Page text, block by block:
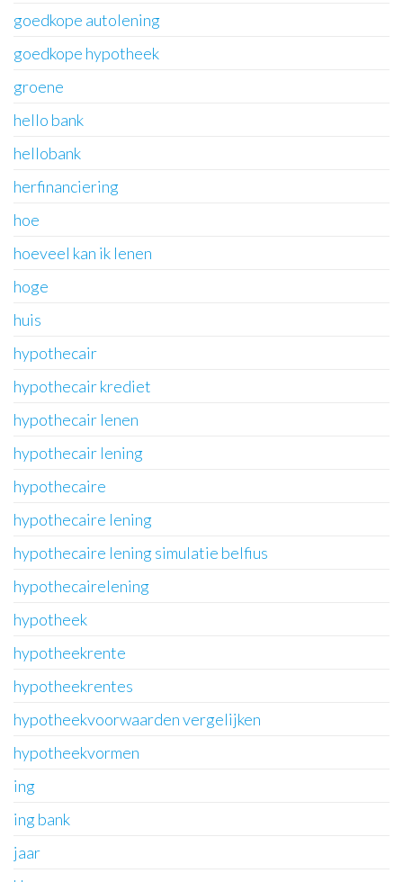
goedkope autolening
goedkope hypotheek
groene
hello bank
hellobank
herfinanciering
hoe
hoeveel kan ik lenen
hoge
huis
hypothecair
hypothecair krediet
hypothecair lenen
hypothecair lening
hypothecaire
hypothecaire lening
hypothecaire lening simulatie belfius
hypothecairelening
hypotheek
hypotheekrente
hypotheekrentes
hypotheekvoorwaarden vergelijken
hypotheekvormen
ing
ing bank
jaar